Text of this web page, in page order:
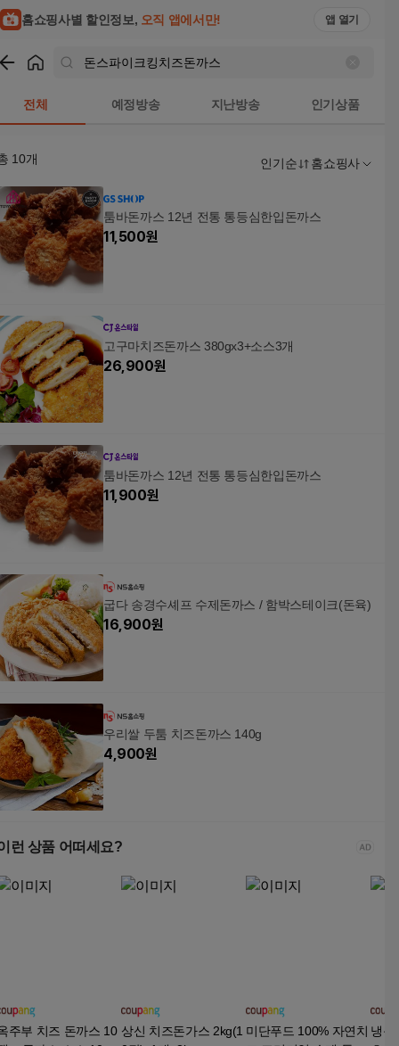
홈쇼핑사별 할인정보, 오직 앱에서만! 앱 열기
전체 예정방송 지난방송 인기상품
10개 인기순 홈쇼핑사
툼바돈까스 12년 전통 통등심한입돈까스
11,500원
고구마치즈돈까스 380gx3+소스3개
26,900원
툼바돈까스 12년 전통 통등심한입돈까스
11,900원
굽다 송경수셰프 수제돈까스 / 함박스테이크(돈육)
16,900원
우리쌀 두툼 치즈돈까스 140g
4,900원
런 상품 어떠세요?
주부 치즈 돈까스 10 상신 치즈돈가스 2kg(1 미단푸드 100% 자연치 냉동